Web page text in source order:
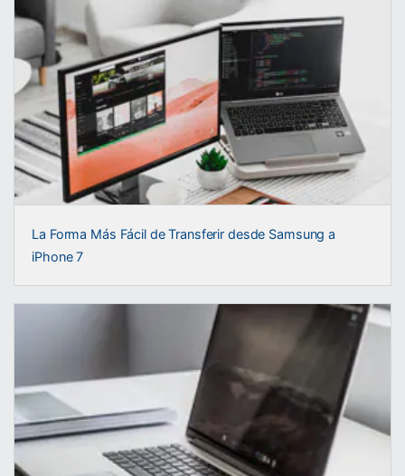
La Forma Más Fácil de Transferir desde Samsung a
iPhone 7